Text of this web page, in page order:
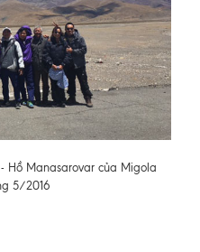
Hồ Manasarovar của Migola
5/2016